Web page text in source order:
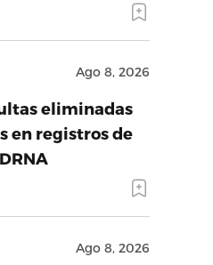
Ago 8, 2026
eliminadas
en registros de
Ago 8, 2026